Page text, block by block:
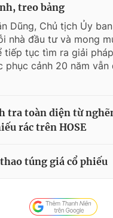
treo bảng
Dũng, Chủ tịch Ủy
nhà đầu tư và mong
tiếp tục tìm ra giải
phục cảnh 20 năm vẫn
tra toàn diện từ
rác trên HOSE
túng giá cổ phiếu